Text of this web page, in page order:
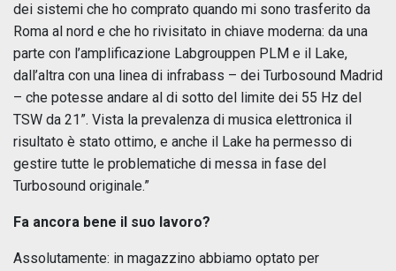
dei sistemi che ho comprato quando mi sono trasferito da
Roma al nord e che ho rivisitato in chiave moderna: da una
parte con l’amplificazione Labgrouppen PLM e il Lake,
dall’altra con una linea di infrabass – dei Turbosound Madrid
– che potesse andare al di sotto del limite dei 55 Hz del
TSW da 21”. Vista la prevalenza di musica elettronica il
risultato è stato ottimo, e anche il Lake ha permesso di
gestire tutte le problematiche di messa in fase del
Turbosound originale.”
Fa ancora bene il suo lavoro?
Assolutamente: in magazzino abbiamo optato per